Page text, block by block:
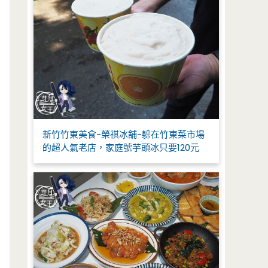
新竹竹東美食-榮祺冰舖-躲在竹東菜市場
的超人氣老店，家庭號芋頭冰只要120元